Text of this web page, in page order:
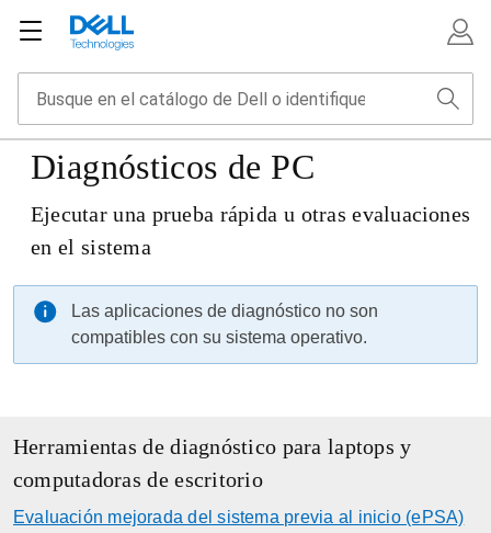
Diagnósticos de PC
Ejecutar una prueba rápida u otras evaluaciones
en el sistema
Las aplicaciones de diagnóstico no son
compatibles con su sistema operativo.
Herramientas de diagnóstico para laptops y
computadoras de escritorio
Evaluación mejorada del sistema previa al inicio (ePSA)